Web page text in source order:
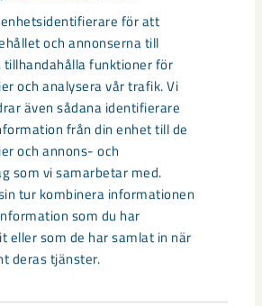
för att
och annonserna till
tillhandahålla funktioner för
och analysera vår trafik. Vi
även sådana identifierare
från din enhet till de
och annons- och
som vi samarbetar med.
tur kombinera informationen
som du har
eller som de har samlat in när
deras tjänster.